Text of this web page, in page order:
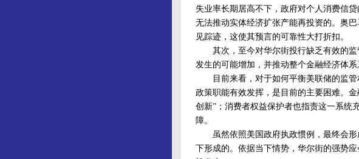
失业率长期居高不下，政府对个人消费信
无法推动实体经济扩张产能再投资的。奥
见踪迹，这使其预言的可靠性大打折扣。
其次，至今对华尔街投行缺乏有效的监
发生的可能增加，并推动整个金融经济体
目前来看，对于如何平衡美联储的监管
政策职能有效发挥，是目前的主要困难。
创新”；消费者权益保护者也指责这一系统
障。
虽然依照美国政府执政惯例，最终会形
下形成的。依据当下情势，华尔街的强势